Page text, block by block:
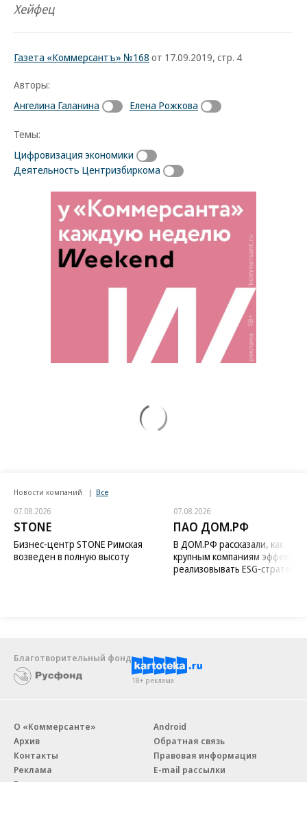
Хейфец
Газета «Коммерсантъ» №168 от 17.09.2019, стр. 4
Авторы:
Ангелина Галанина
Елена Рожкова
Темы:
Цифровизация экономики
Деятельность Центризбиркома
Новости компаний Все
07.08.2026
STONE
Бизнес-центр STONE Римская
возведен в полную высоту
07.08.2026
ПАО ДОМ.РФ
В ДОМ.РФ рассказали, как
крупным компаниям
реализовывать ESG-стратегию
Благотворительный фонд
18+ реклама
О «Коммерсанте»
Архив
Контакты
Реклама
Вакансии
Android
Обратная связь
Правовая информация
E-mail рассылки